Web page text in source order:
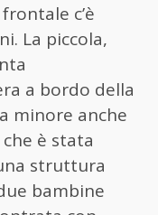
c’è
La piccola,
a bordo della
minore anche
è stata
struttura
bambine